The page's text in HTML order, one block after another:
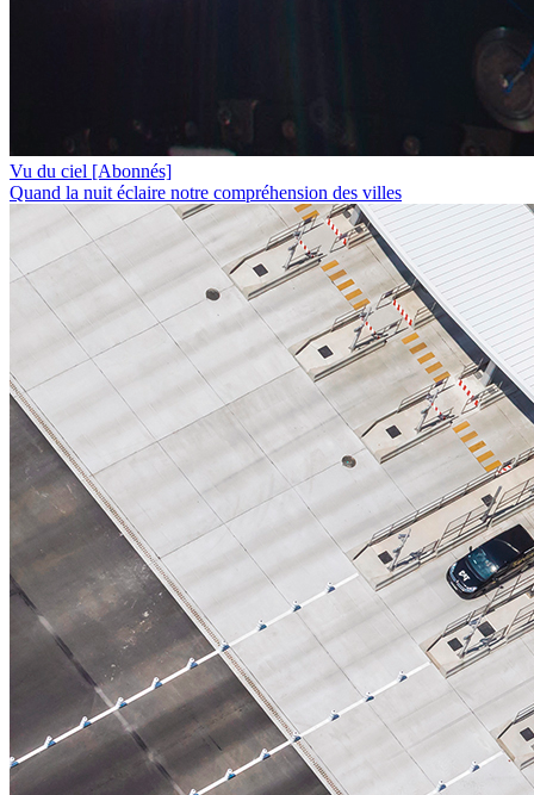
Vu du ciel [Abonnés]
Quand la nuit éclaire notre compréhension des villes